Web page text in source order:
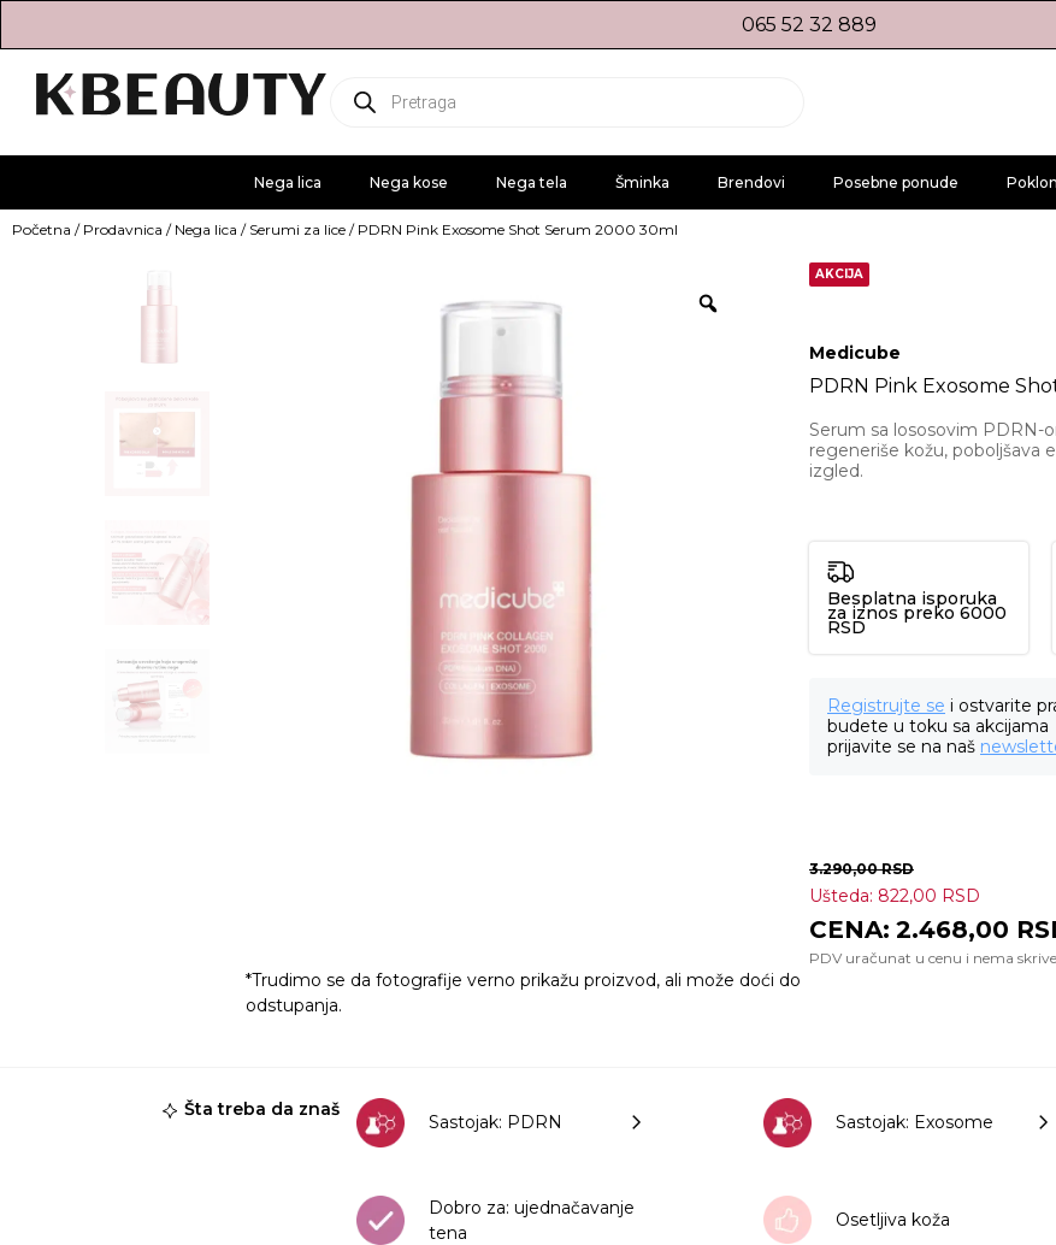
065 52 32 889
Products
search
Nega lica Nega kose Nega tela Šminka Brendovi Posebne ponude
Početna / Prodavnica / Nega lica / Serumi za lice / PDRN Pink Exosome Shot Serum 2000 30ml
AKCIJA
Medicube
PDRN Pink Exosome
Serum sa lososovim PDRN-
regeneriše kožu, poboljšava
izgled.
Besplatna isporuka
za iznos preko 6000
RSD
Registrujte se i ostvarite
budete u toku sa akcijama
prijavite se na naš
3.290,00RSD
Ušteda: 822,00 RSD
2.468,00
*Trudimo se da fotografije verno prikažu proizvod, ali može doći do
odstupanja.
Šta treba da znaš
Sastojak: PDRN Sastojak: Exosome
Dobro za: ujednačavanje
tena
Osetljiva koža